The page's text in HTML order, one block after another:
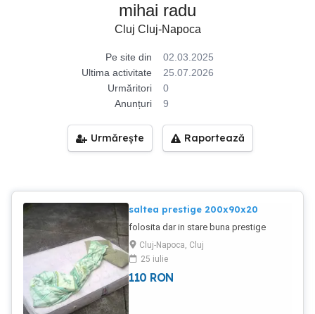
mihai radu
Cluj Cluj-Napoca
Pe site din
02.03.2025
Ultima activitate
25.07.2026
Urmăritori
0
Anunțuri
9
Urmărește Raportează
saltea prestige 200x90x20
folosita dar in stare buna prestige
Cluj-Napoca, Cluj
25 iulie
110 RON